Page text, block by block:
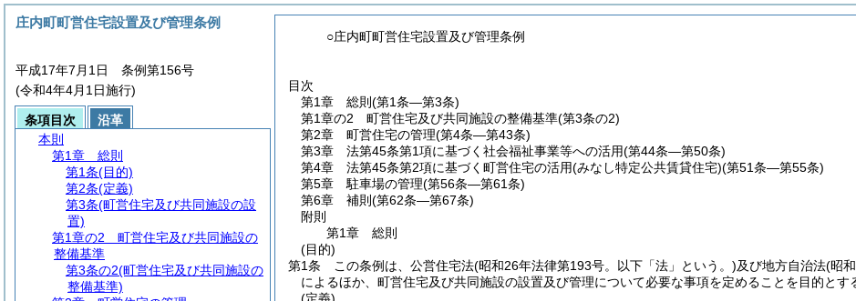
○庄内町町営住宅設置及び管理条例
目次
第1章
総則 (第1条―第3条)
第1章の2
町営住宅及び共同施設の整備基準(第3条の2)
第2章
町営住宅の管理(第4条―第43条)
第3章
法第45条第1項に基づく社会福祉事業等への活用(第44条―第50条)
第4章
法第45条第2項に基づく町営住宅の活用(みなし特定公共賃貸住宅)(第51条―第55条)
第5章
駐車場の管理(第56条―第61条)
第6章
補則 (第62条―第67条)
附則
第1章
総則
(目的)
第1条
この条例は、公営住宅法(昭和26年法律第193号。以下「法」という。)及び地方自治法(昭
によるほか、町営住宅及び共同施設の設置及び管理について必要な事項を定めることを目的とす
庄内町町営住宅設置及び管理条例
平成17年7月1日 条例第156号
(令和4年4月1日施行)
条項目次
沿革
本則
第1章
総則
第1条(目的)
第2条(定義)
第3条(町営住宅及び共同施設の設
置)
第1章の2
町営住宅及び共同施設の
整備基準
第3条の2(町営住宅及び共同施設の
整備基準)